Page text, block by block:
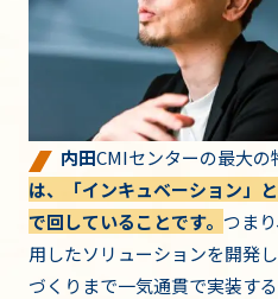
内田CMIセンターの最大の
は、「インキュベーション」
で回していることです。 つま
用したソリューションを開発
づくりまで一気通貫で実装す